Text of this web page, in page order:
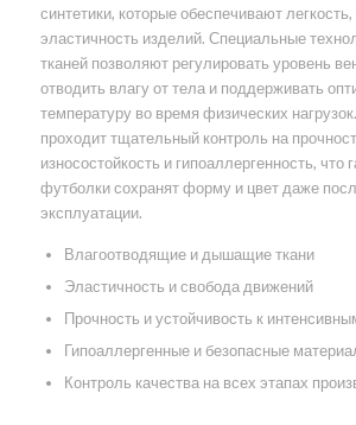
синтетики, которые обеспечивают
эластичность изделий. Специальные
тканей позволяют регулировать уровень
отводить влагу от тела и поддерживать
температуру во время физических
проходит тщательный контроль на
износостойкость и гипоаллергенность, что
футболки сохранят форму и цвет даже
эксплуатации.
Влагоотводящие и дышащие ткани
Эластичность и свобода движений
Прочность и устойчивость к
Гипоаллергенные и безопасные
Контроль качества на всех этапах